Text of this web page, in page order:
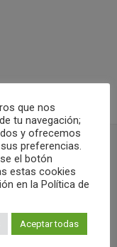
que nos
tu navegación;
y ofrecemos
preferencias.
el botón
estas cookies
en la Política de
Aceptar todas